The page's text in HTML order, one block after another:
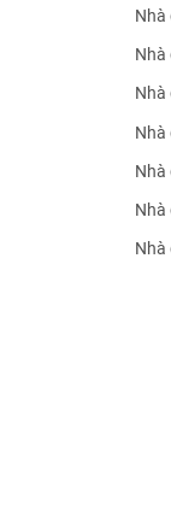
Nhà
Nhà
Nhà
Nhà
Nhà
Nhà
Nhà